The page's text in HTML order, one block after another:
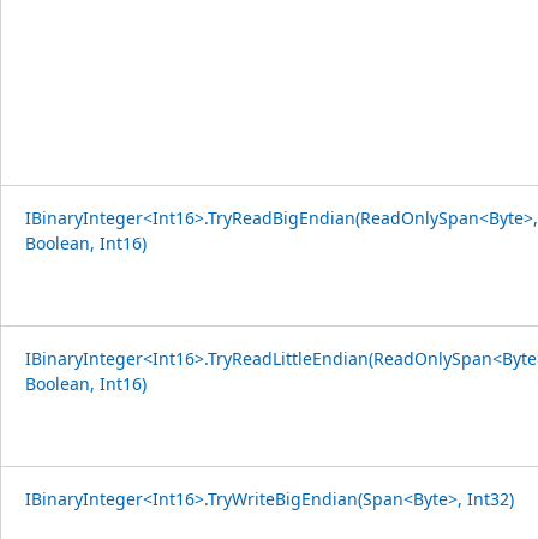
IBinaryInteger<Int16>.TryReadBigEndian(ReadOnlySpan<Byte>,
Boolean, Int16)
Boolean, Int16)
IBinaryInteger<Int16>.TryWriteBigEndian(Span<Byte>, Int32)